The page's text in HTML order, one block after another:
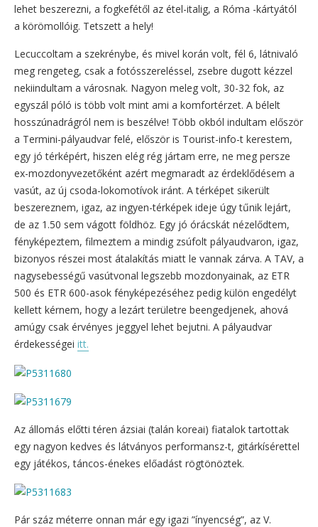
lehet beszerezni, a fogkefétől az étel-italig, a Róma -kártyától
a körömollóig. Tetszett a hely!
Lecuccoltam a szekrénybe, és mivel korán volt, fél 6, látnivaló
meg rengeteg, csak a fotósszereléssel, zsebre dugott kézzel
nekiindultam a városnak. Nagyon meleg volt, 30-32 fok, az
egyszál póló is több volt mint ami a komfortérzet. A bélelt
hosszúnadrágról nem is beszélve! Több okból indultam először
a Termini-pályaudvar felé, először is Tourist-info-t kerestem,
egy jó térképért, hiszen elég rég jártam erre, ne meg persze
ex-mozdonyvezetőként azért megmaradt az érdeklődésem a
vasút, az új csoda-lokomotívok iránt. A térképet sikerült
beszereznem, igaz, az ingyen-térképek ideje úgy tűnik lejárt,
de az 1.50 sem vágott földhöz. Egy jó órácskát nézelődtem,
fényképeztem, filmeztem a mindig zsúfolt pályaudvaron, igaz,
bizonyos részei most átalakítás miatt le vannak zárva. A TAV, a
nagysebességű vasútvonal legszebb mozdonyainak, az ETR
500 és ETR 600-asok fényképezéséhez pedig külön engedélyt
kellett kérnem, hogy a lezárt területre beengedjenek, ahová
amúgy csak érvényes jeggyel lehet bejutni. A pályaudvar
érdekességei itt.
Az állomás előtti téren ázsiai (talán koreai) fiatalok tartottak
egy nagyon kedves és látványos performansz-t, gitárkísérettel
egy játékos, táncos-énekes előadást rögtönöztek.
Pár száz méterre onnan már egy igazi ”ínyencség”, az V.